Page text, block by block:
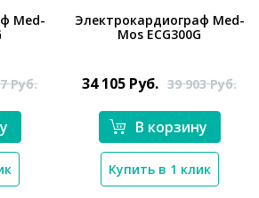
Med-
Руб.
Электрокардиограф Med-
Mos ECG300G
34 105 Руб. 39 903Руб.
В корзину
Купить в 1 клик